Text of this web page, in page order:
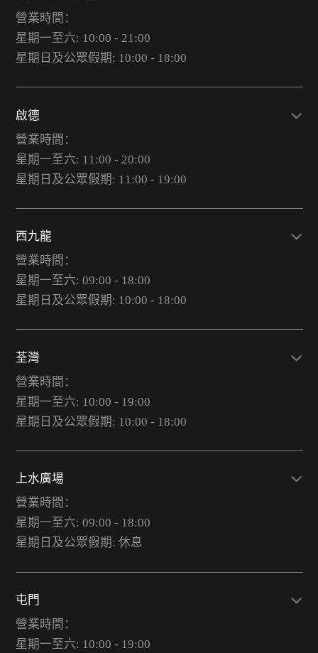
營業時間：
星期一至六: 10:00 - 21:00
星期日及公眾假期: 10:00 - 18:00
啟德
營業時間：
星期一至六: 11:00 - 20:00
星期日及公眾假期: 11:00 - 19:00
西九龍
營業時間：
星期一至六: 09:00 - 18:00
星期日及公眾假期: 10:00 - 18:00
荃灣
營業時間：
星期一至六: 10:00 - 19:00
星期日及公眾假期: 10:00 - 18:00
上水廣場
營業時間：
星期一至六: 09:00 - 18:00
星期日及公眾假期: 休息
屯門
營業時間：
星期一至六: 10:00 - 19:00